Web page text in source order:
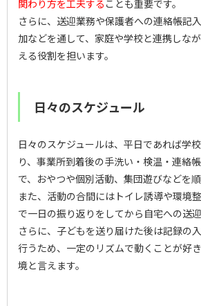
関わり方を工夫する ことも重要です。
さらに、送迎業務や保護者への連絡帳記
加などを通して、家庭や学校と連携しな
える役割を担います。
日々のスケジュール
日々のスケジュールは、平日であれば学
り、事業所到着後の手洗い・検温・連絡
で、おやつや個別活動、集団遊びなどを順
また、活動の合間にはトイレ誘導や環境
で一日の振り返りをしてから自宅への送迎
さらに、子どもを送り届けた後は記録の
行うため、一定のリズムで動くことが好
境と言えます。